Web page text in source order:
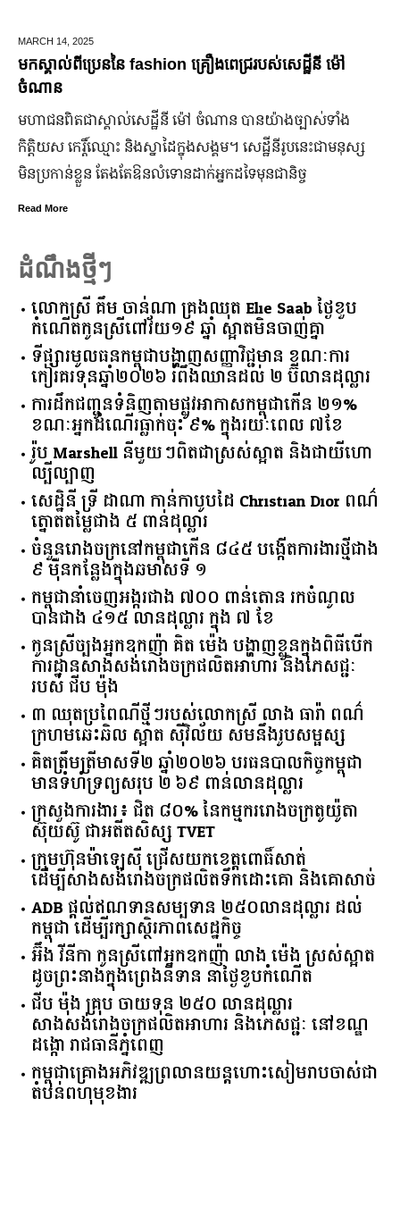
MARCH 14, 2025
មកស្គាល់ពីប្រេននៃ​ fashion គ្រឿងពេជ្ររបស់សេដ្ឋីនី ម៉ៅ
ចំណាន
មហាជន​ពិតជា​ស្គាល់​សេដ្ឋី​នី ម៉ៅ ចំណាន បាន​យ៉ាង​ច្បាស់​ទាំង​
កិត្តិយស កេរ្តិ៍ឈ្មោះ និង​ស្នាដៃ​ក្នុង​សង្គម។ សេដ្ឋី​នី​រូប​នេះ​ជា​មនុស្ស​
មិន​ប្រកាន់​ខ្លួន តែងតែ​ឱនលំទោន​ដាក់​អ្នក​ដទៃ​មុន​ជានិច្ច
Read More
ដំណឹងថ្មីៗ
លោកស្រី គឹម ចាន់ណា គ្រងឈុត Elie Saab ថ្ងៃខួប
កំណើតកូនស្រីពៅវ័យ១៩ ឆ្នាំ ស្អាតមិនចាញ់គ្នា
ទីផ្សារ​មូលធន​កម្ពុជា​បង្ហាញ​សញ្ញា​វិជ្ជមាន​ ​ខណៈ​ការ​
កៀរគរ​ទុន​ឆ្នាំ​២០២៦​ ​រំពឹង​ឈានដល់​ ​២​ ​ប៊ីលាន​ដុល្លារ​
ការដឹកជញ្ជូនទំនិញតាមផ្លូវអាកាសកម្ពុជាកើន ២១%
ខណៈអ្នកដំណើរធ្លាក់ចុះ ៩% ក្នុងរយៈពេល ៧ខែ
រ៉ូប Marshell នីមួយៗពិតជាស្រស់ស្អាត និងជាយីហោ
ល្បីល្បាញ
សេដ្ឋិនី ទ្រី ដាណា កាន់កាបូបដៃ Christian Dior ពណ៌
ត្នោតតម្លៃជាង ៥ ពាន់ដុល្លារ
ចំនួន​រោងចក្រ​នៅ​កម្ពុជា​កើន​ ​៨៤៥​ ​បង្កើត​ការងារ​ថ្មី​ជាង​
​៩​ ​ម៉ឺន​កន្លែង​ក្នុង​ឆមាស​ទី ​១​
កម្ពុជានាំចេញអង្ករជាង ៧០០ ពាន់តោន រកចំណូល
បានជាង ៤១៥ លានដុល្លារ ក្នុង ៧ ខែ
កូនស្រីច្បងអ្នកឧកញ៉ា គិត ម៉េង បង្ហាញខ្លួនក្នុងពិធីបើក
ការដ្ឋានសាងសង់រោងចក្រផលិតអាហារ និងភេសជ្ជៈ
របស់ ជីប ម៉ុង
៣ ឈុតប្រពៃណីថ្មីៗរបស់លោកស្រី លាង ធារ៉ា ពណ៌
ក្រហមឆេះឆិល ស្អាត ​ស៊ីវិល័យ សមនឹងរូបសម្ផស្ស
គិត​ត្រឹមត្រីមាស​ទី​២​ ​ឆ្នាំ​២០២៦​ បរធន​បាលកិច្ច​កម្ពុជា​ ​
មាន​ទំហំ​ទ្រព្យ​សរុប​ ​២.៦៩​ ​ពាន់លាន​ដុល្លារ​
ក្រសួង​ការងារ​៖ ​ជិត​ ​៨០​% ​នៃ​កម្មករ​រោងចក្រ​តូយ៉ូតា ​
ស៊ុយ​ស៊ូ ​ជា​អតីត​សិស្ស​ ​TVET​
ក្រុមហ៊ុន​ម៉ាឡេស៊ី ជ្រើសយកខេត្ដពោធិ៍សាត់
ដើម្បីសាងសង់រោងចក្រផលិតទឹកដោះគោ និងគោសាច់
ADB ផ្តល់ឥណទានសម្បទាន ២៥០លានដុល្លារ ដល់
កម្ពុជា ដើម្បីរក្សាស្ថិរភាពសេដ្ឋកិច្ច
អ៊ឹង វីនីកា កូនស្រីពៅអ្នកឧកញ៉ា លាង ម៉េង ស្រស់ស្អាត
ដូចព្រះនាងក្នុងព្រេងនិទាន នាថ្ងៃខួបកំណើត
ជីប ម៉ុង គ្រុប ចាយទុន ២៥០ លានដុល្លារ
សាងសង់រោងចក្រផលិតអាហារ និងភេសជ្ជៈ នៅខណ្ឌ
ដង្កោ រាជធានីភ្នំពេញ
កម្ពុជា​គ្រោង​អភិវឌ្ឍ​ព្រលានយន្តហោះ​សៀមរាប​ចាស់​ជា​
តំបន់​ពហុ​មុខងារ​